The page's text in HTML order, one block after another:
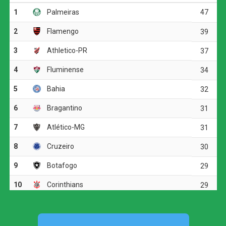
semiautomático.
O ímpeto do time da casa não diminuiu. Aos 17 minutos,
Rodrigo Nestor cobrou falta direta e obrigou Hugo Souza
a fazer boa defesa. O Bahia seguiu pressionando, mas o
jogo passou a ficar truncado, com cinco cartões amarelos
até o fim da primeira etapa.
Aos 46 minutos, Véliz cabeceou para fora após
cruzamento de Erick Pulga. Dois minutos depois, porém,
o empate saiu. Rodrigo Nestor cobrou escanteio e David
Duarte subiu mais que a marcação para empatar a
partida antes do intervalo.
No segundo tempo, o Bahia manteve o domínio, mas as
chances demoraram a aparecer. A primeira grande